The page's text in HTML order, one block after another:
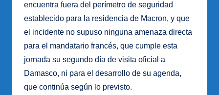
encuentra fuera del perímetro de seguridad
establecido para la residencia de Macron, y que
el incidente no supuso ninguna amenaza directa
para el mandatario francés, que cumple esta
jornada su segundo día de visita oficial a
Damasco, ni para el desarrollo de su agenda,
que continúa según lo previsto.